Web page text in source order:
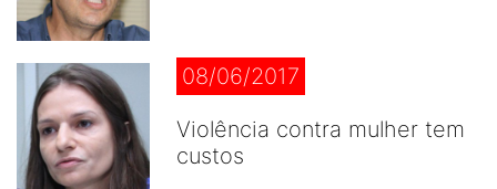
08/06/2017
Violência contra mulher tem
custos